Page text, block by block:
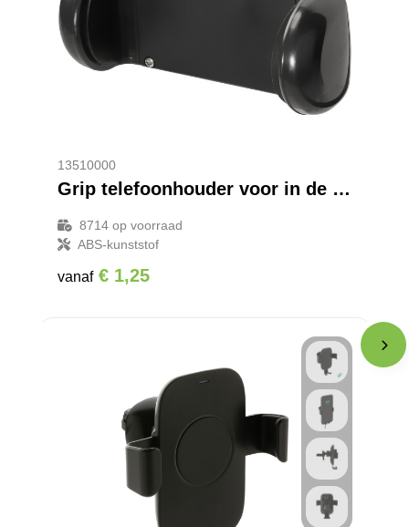
13510000
Grip telefoonhouder voor in de auto
8714op voorraad
ABS-kunststof
vanaf € 1,25